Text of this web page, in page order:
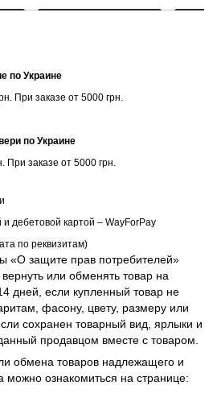
по Украине
При заказе от 5000 грн.
по Украине
При заказе от 5000 грн.
дебетовой картой – WayForPay
по реквизитам)
«О защите прав потребителей»
или обменять товар на
дней, если купленный товар не
фасону, цвету, размеру или
сохранен товарный вид, ярлыки и
продавцом вместе с товаром.
обмена товаров надлежащего и
можно ознакомиться на странице: